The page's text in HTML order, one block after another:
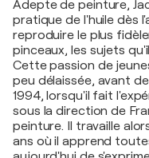
Adepte de peinture,
pratique de l'huile dès
reproduire le plus
pinceaux, les sujets
Cette passion de
peu délaissée, avant
1994, lorsqu'il fait
sous la direction de
peinture. Il travaille
ans où il apprend